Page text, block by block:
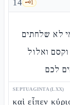
14 🗝️1
לא שלחתים
ואלול
לכם
SEPTUAGINTA (LXX)
καὶ εἶπεν